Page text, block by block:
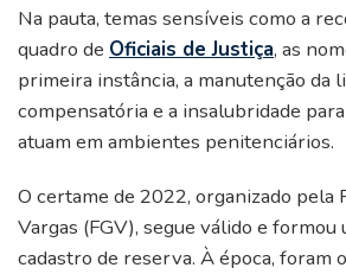
Na pauta, temas sensíveis como a
quadro de Oficiais de Justiça, as
primeira instância, a manutenção da
compensatória e a insalubridade
atuam em ambientes penitenciários.
O certame de 2022, organizado pela
Vargas (FGV), segue válido e formou
cadastro de reserva. À época, foram